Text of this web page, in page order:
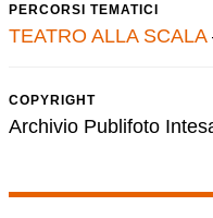
PERCORSI TEMATICI
TEATRO ALLA SCALA
COPYRIGHT
Archivio Publifoto